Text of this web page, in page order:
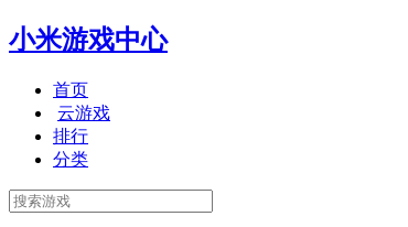
小米游戏中心
首页
云游戏
排行
分类